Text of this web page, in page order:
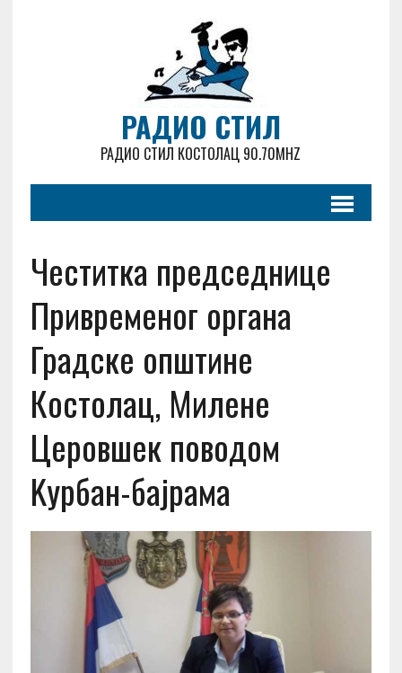
РАДИО СТИЛ
РАДИО СТИЛ КОСТОЛАЦ 90.70MHZ
Честитка председнице
Привременог органа
Градске општине
Костолац, Милене
Церовшек поводом
Kурбан-бајрама